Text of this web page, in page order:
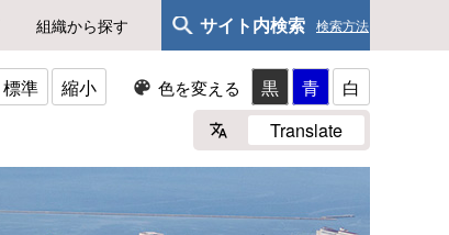
組織から探す サイト内検索 検索方法
標準 縮小 色を変える 黒 青
白
Translate